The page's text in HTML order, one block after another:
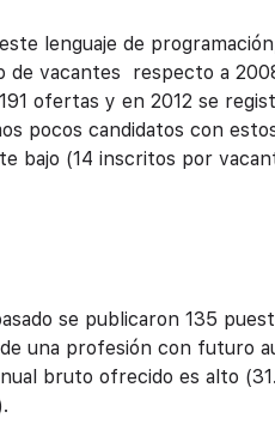
lenguaje de
de vacantes respecto a
ofertas y en 2012 se
pocos candidatos con
bajo (14 inscritos por
se publicaron 135
una profesión con futuro
bruto ofrecido es alto